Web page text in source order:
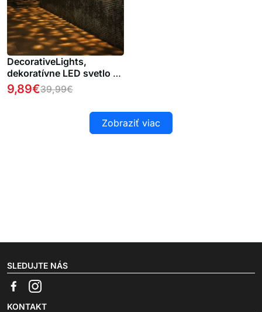
DecorativeLights,
dekoratívne LED svetlo so
solárnym napájaním (2
kusy)
9,89€39,99€
Zobraziť viac
SLEDUJTE NÁS
KONTAKT